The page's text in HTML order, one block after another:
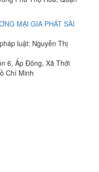
MẠI GIA PHÁT SÀI
luật: Nguyễn Thị
6, Ấp Đông, Xã Thới
Chí Minh